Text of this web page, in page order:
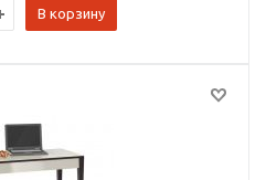
В корзину